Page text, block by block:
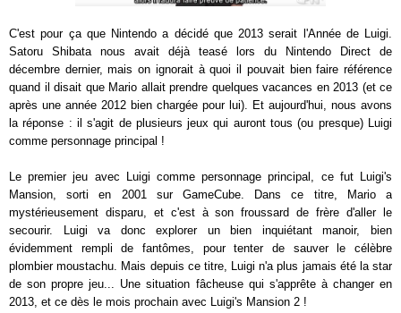
C'est pour ça que Nintendo a décidé que 2013 serait l'Année de Luigi.
Satoru Shibata nous avait déjà teasé lors du Nintendo Direct de
décembre dernier, mais on ignorait à quoi il pouvait bien faire référence
quand il disait que Mario allait prendre quelques vacances en 2013 (et ce
après une année 2012 bien chargée pour lui). Et aujourd'hui, nous avons
la réponse : il s'agit de plusieurs jeux qui auront tous (ou presque) Luigi
comme personnage principal !
Le premier jeu avec Luigi comme personnage principal, ce fut Luigi's
Mansion, sorti en 2001 sur GameCube. Dans ce titre, Mario a
mystérieusement disparu, et c'est à son froussard de frère d'aller le
secourir. Luigi va donc explorer un bien inquiétant manoir, bien
évidemment rempli de fantômes, pour tenter de sauver le célèbre
plombier moustachu. Mais depuis ce titre, Luigi n'a plus jamais été la star
de son propre jeu... Une situation fâcheuse qui s'apprête à changer en
2013, et ce dès le mois prochain avec Luigi's Mansion 2 !